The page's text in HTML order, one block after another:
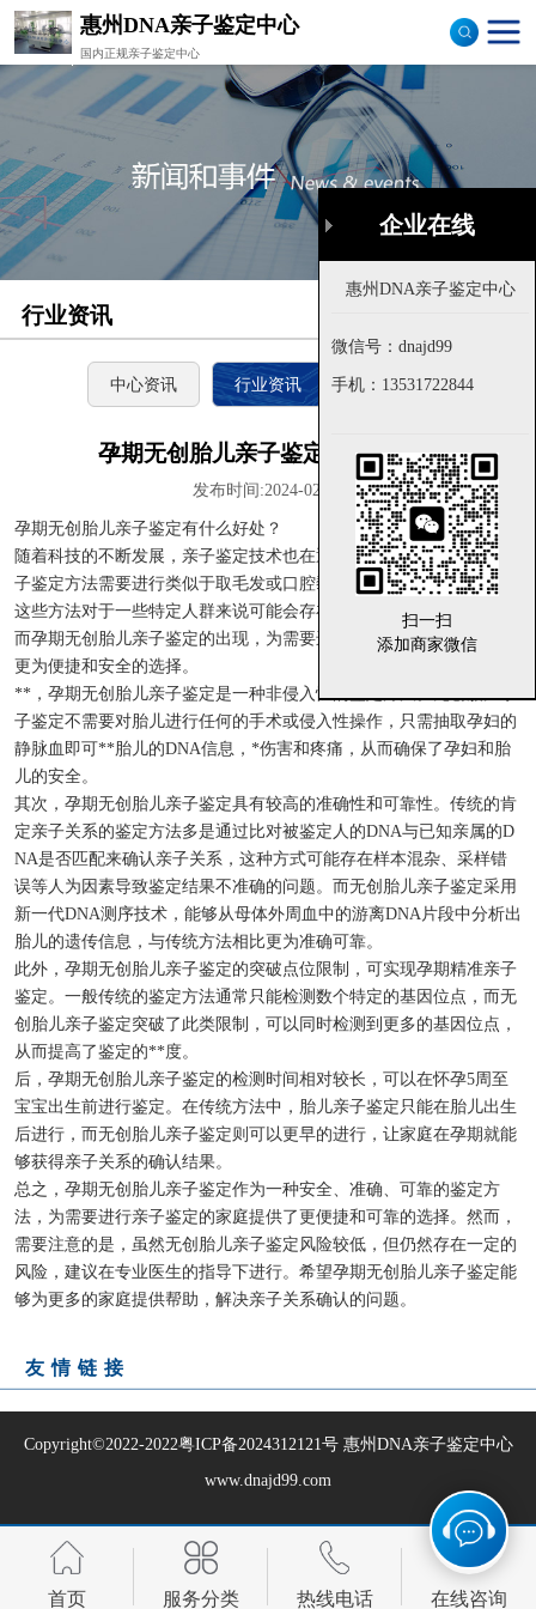
惠州DNA亲子鉴定中心
国内正规亲子鉴定中心
行业资讯
中心资讯 行业资讯 技术资料
孕期无创胎儿亲子鉴定有什么好处
发布时间:2024-02-18
孕期无创胎儿亲子鉴定有什么好处？
随着科技的不断发展，亲子鉴定技术也在逐渐改良和完善。传统的亲
子鉴定方法需要进行类似于取毛发或口腔黏膜等方式的标本采集，而
这些方法对于一些特定人群来说可能会存在一些不便或痛苦的过程。
而孕期无创胎儿亲子鉴定的出现，为需要进行亲子鉴定的家庭提供了
更为便捷和安全的选择。
**，孕期无创胎儿亲子鉴定是一种非侵入性的鉴定方法。无创胎儿亲
子鉴定不需要对胎儿进行任何的手术或侵入性操作，只需抽取孕妇的
静脉血即可**胎儿的DNA信息，*伤害和疼痛，从而确保了孕妇和胎
儿的安全。
其次，孕期无创胎儿亲子鉴定具有较高的准确性和可靠性。传统的肯
定亲子关系的鉴定方法多是通过比对被鉴定人的DNA与已知亲属的D
NA是否匹配来确认亲子关系，这种方式可能存在样本混杂、采样错
误等人为因素导致鉴定结果不准确的问题。而无创胎儿亲子鉴定采用
新一代DNA测序技术，能够从母体外周血中的游离DNA片段中分析出
胎儿的遗传信息，与传统方法相比更为准确可靠。
此外，孕期无创胎儿亲子鉴定的突破点位限制，可实现孕期精准亲子
鉴定。一般传统的鉴定方法通常只能检测数个特定的基因位点，而无
创胎儿亲子鉴定突破了此类限制，可以同时检测到更多的基因位点，
从而提高了鉴定的**度。
后，孕期无创胎儿亲子鉴定的检测时间相对较长，可以在怀孕5周至
宝宝出生前进行鉴定。在传统方法中，胎儿亲子鉴定只能在胎儿出生
后进行，而无创胎儿亲子鉴定则可以更早的进行，让家庭在孕期就能
够获得亲子关系的确认结果。
总之，孕期无创胎儿亲子鉴定作为一种安全、准确、可靠的鉴定方
法，为需要进行亲子鉴定的家庭提供了更便捷和可靠的选择。然而，
需要注意的是，虽然无创胎儿亲子鉴定风险较低，但仍然存在一定的
风险，建议在专业医生的指导下进行。希望孕期无创胎儿亲子鉴定能
够为更多的家庭提供帮助，解决亲子关系确认的问题。
友情链接
Copyright©2022-2022粤ICP备2024312121号 惠州DNA亲子鉴定中心
www.dnajd99.com
首页 服务分类 热线电话 在线咨询
司法亲子鉴定
隐私亲子鉴定
孕期亲子鉴定
落户亲子鉴定
样本采集
企业在线
微信号：dnajd99
手机： 13531722844
扫一扫
添加商家微信
企业在线
微信号：dnajd99
手机： 13531722844
扫一扫
添加商家微信